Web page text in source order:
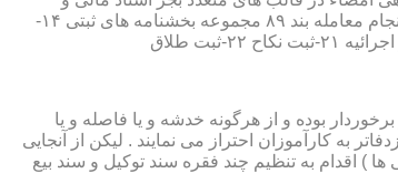
معاملاتی ۱۱-تصدیق کپی اسناد و اوراق مراجعین ۱۲-دریافت قبوض سپرده مستاجرین در قالب بند ۵۲ مجموعه بخشنامه های ثبتی ۱۳-صدور گواهی عدم انجام معامله بند ۸۹ مجموعه بخشنامه های ثبتی ۱۴-
بوده و از هرگونه خدشه و یا فاصله و یا
به کارآموزان احتراز می نمایند . لیکن از آنجایی
) اقدام به تنظیم چند فقره سند توکیل و سند بیع